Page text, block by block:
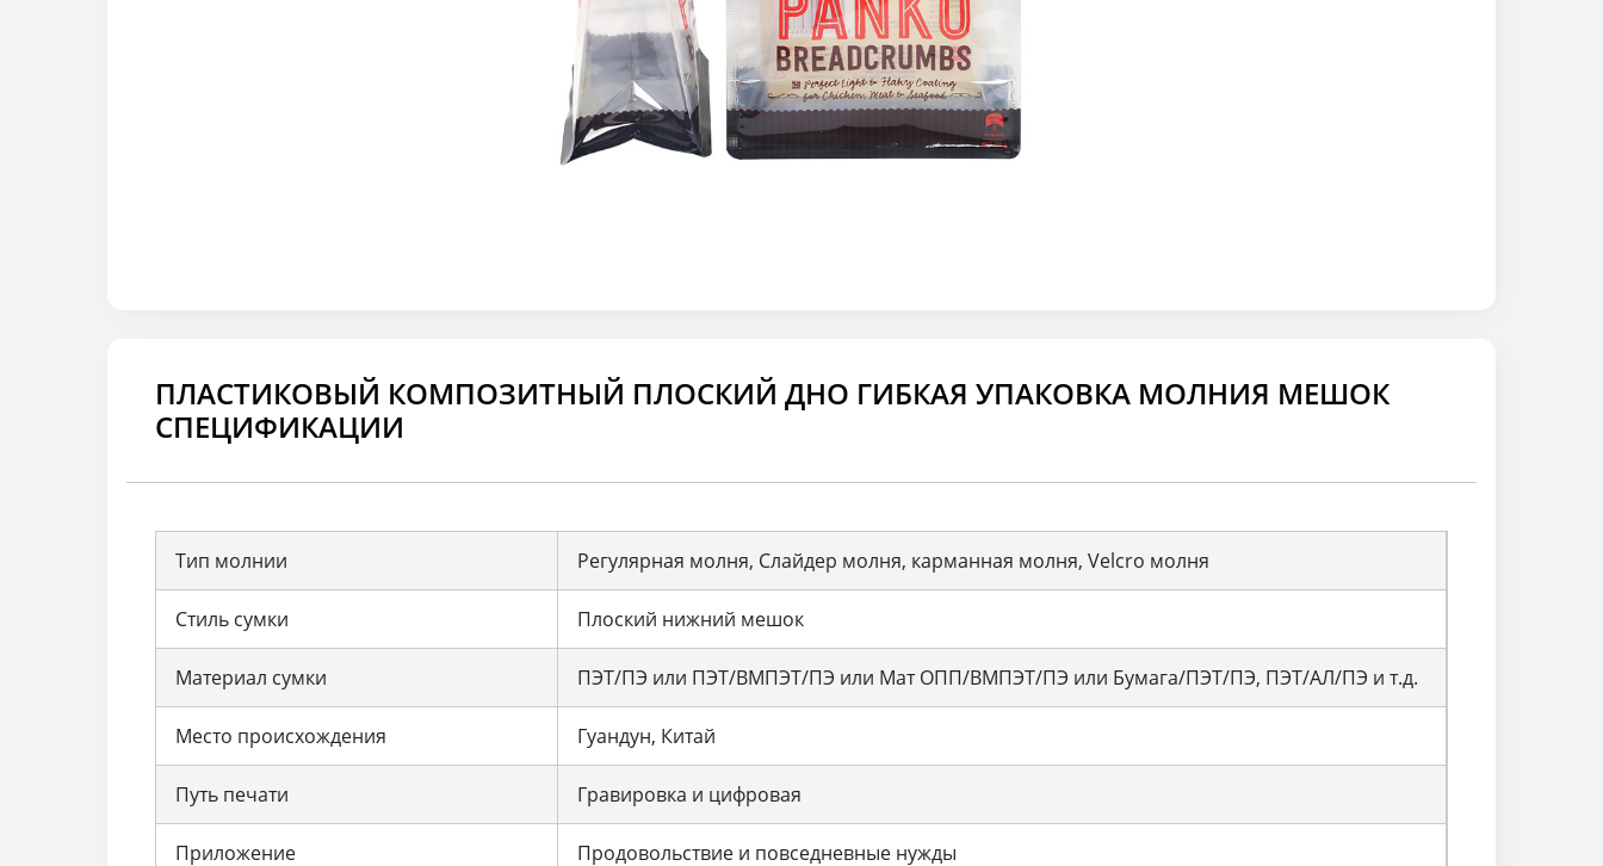
ПЛАСТИКОВЫЙ КОМПОЗИТНЫЙ ПЛОСКИЙ ДНО ГИБКАЯ УПАКОВКА МОЛНИЯ МЕШОК
СПЕЦИФИКАЦИИ
Тип молнии Регулярная молня, Слайдер молня, карманная молня, Velcro молня
Стиль сумки Плоский нижний мешок
Материал сумки ПЭТ/ПЭ или ПЭТ/ВМПЭТ/ПЭ или Мат ОПП/ВМПЭТ/ПЭ или Бумага/ПЭТ/ПЭ, ПЭТ/АЛ/ПЭ и т.д.
Место происхождения Гуандун, Китай
Путь печати Гравировка и цифровая
Приложение Продовольствие и повседневные нужды